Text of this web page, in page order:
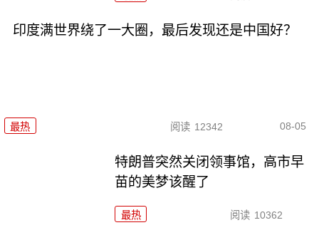
印度满世界绕了一大圈，最后发现还是中国好？
最热 阅读 12342 08-05
特朗普突然关闭领事馆，高市早
苗的美梦该醒了
最热 阅读 10362